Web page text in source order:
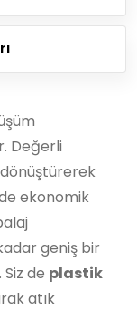
Değerli
dönüştürerek
ekonomik
geniş bir
de plastik
atık